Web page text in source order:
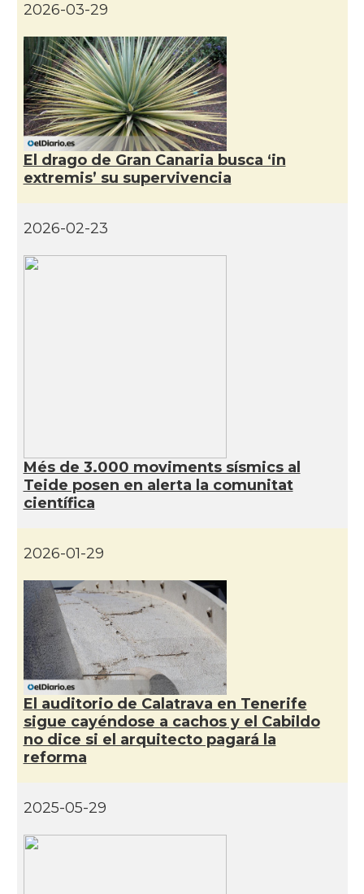
2026-03-29
El drago de Gran Canaria busca ‘in
extremis’ su supervivencia
2026-02-23
Més de 3.000 moviments sísmics al
Teide posen en alerta la comunitat
científica
2026-01-29
El auditorio de Calatrava en Tenerife
sigue cayéndose a cachos y el Cabildo
no dice si el arquitecto pagará la
reforma
2025-05-29